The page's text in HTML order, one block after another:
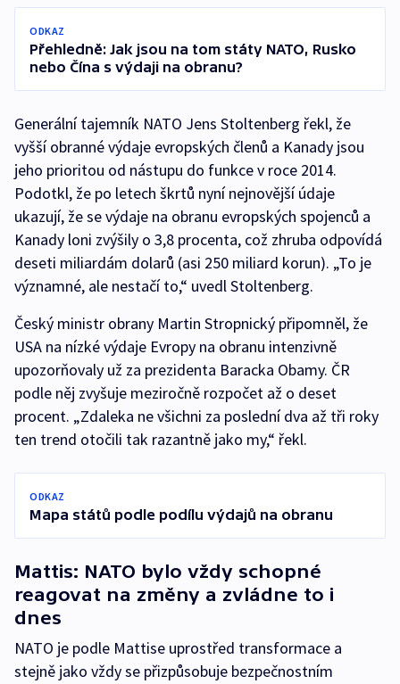
ODKAZ
Přehledně: Jak jsou na tom státy NATO, Rusko
nebo Čína s výdaji na obranu?
Generální tajemník NATO Jens Stoltenberg řekl, že
vyšší obranné výdaje evropských členů a Kanady jsou
jeho prioritou od nástupu do funkce v roce 2014.
Podotkl, že po letech škrtů nyní nejnovější údaje
ukazují, že se výdaje na obranu evropských spojenců a
Kanady loni zvýšily o 3,8 procenta, což zhruba odpovídá
deseti miliardám dolarů (asi 250 miliard korun). „To je
významné, ale nestačí to,“ uvedl Stoltenberg.
Český ministr obrany Martin Stropnický připomněl, že
USA na nízké výdaje Evropy na obranu intenzivně
upozorňovaly už za prezidenta Baracka Obamy. ČR
podle něj zvyšuje meziročně rozpočet až o deset
procent. „Zdaleka ne všichni za poslední dva až tři roky
ten trend otočili tak razantně jako my,“ řekl.
ODKAZ
Mapa států podle podílu výdajů na obranu
Mattis: NATO bylo vždy schopné
reagovat na změny a zvládne to i
dnes
NATO je podle Mattise uprostřed transformace a
stejně jako vždy se přizpůsobuje bezpečnostním